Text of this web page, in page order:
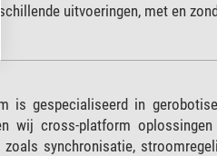
uitvoeringen, met en
is gespecialiseerd in
wij cross-platform
synchronisatie,